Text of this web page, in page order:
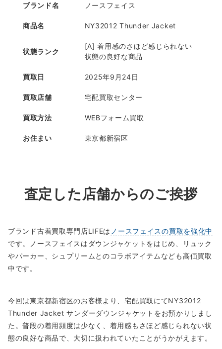
ブランド名 ノースフェイス
商品名 NY32012 Thunder Jacket
状態ランク
[A] 着用感のさほど感じられない
状態の良好な商品
買取日 2025年9月24日
買取店舗 宅配買取センター
買取方法 WEBフォーム買取
お住まい 東京都新宿区
査定した店舗からのご挨拶
ブランド古着買取専門店LIFEは ノースフェイスの買取を強化中
です。ノースフェイスはダウンジャケットをはじめ、リュック
やパーカー、シュプリームとのコラボアイテムなども高価買取
中です。
今回は東京都新宿区のお客様より、宅配買取にてNY32012
Thunder Jacket サンダーダウンジャケットをお預かりしまし
た。普段の着用頻度は少なく、着用感もさほど感じられない状
態の良好な商品で、大切に扱われていたことがうかがえます。